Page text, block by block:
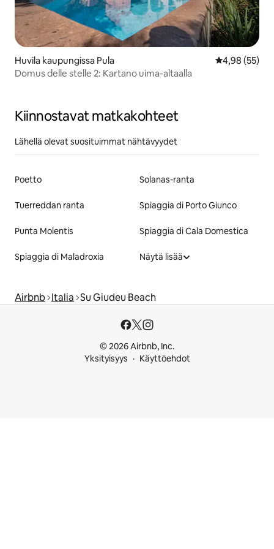
Huvila kaupungissa Pula
4,98 (55)
Domus delle stelle 2: Kartano uima-altaalla
Kiinnostavat matkakohteet
Lähellä olevat suosituimmat nähtävyydet
Poetto Solanas-ranta
Tuerreddan ranta Spiaggia di Porto Giunco
Punta Molentis Spiaggia di Cala Domestica
Spiaggia di Maladroxia Näytä lisää
Airbnb Italia Su Giudeu Beach
© 2026 Airbnb, Inc.
Yksityisyys
Käyttöehdot